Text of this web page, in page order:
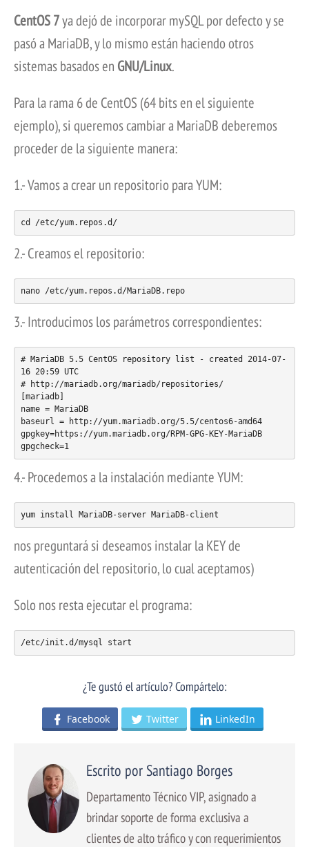
CentOS 7ya dejó de incorporar mySQL por defecto y se
pasó a MariaDB, y lo mismo están haciendo otros
sistemas basados en GNU/Linux.
Para la rama 6 de CentOS (64 bits en el siguiente
ejemplo), si queremos cambiar a MariaDB deberemos
proceder de la siguiente manera:
1.- Vamos a crear un repositorio para YUM:
cd /etc/yum.repos.d/
2.- Creamos el repositorio:
nano /etc/yum.repos.d/MariaDB.repo
3.- Introducimos los parámetros correspondientes:
# MariaDB 5.5 CentOS repository list - created 2014-07-
16 20:59 UTC
# http://mariadb.org/mariadb/repositories/
[mariadb]
name = MariaDB
baseurl = http://yum.mariadb.org/5.5/centos6-amd64
gpgkey=https://yum.mariadb.org/RPM-GPG-KEY-MariaDB
gpgcheck=1
4.- Procedemos a la instalación mediante YUM:
yum install MariaDB-server MariaDB-client
nos preguntará si deseamos instalar la KEY de
autenticación del repositorio, lo cual aceptamos)
Solo nos resta ejecutar el programa:
/etc/init.d/mysql start
¿Te gustó el artículo? Compártelo:
Facebook Twitter LinkedIn
Escrito por Santiago Borges
Departamento Técnico VIP, asignado a
brindar soporte de forma exclusiva a
clientes de alto tráfico y con requerimientos